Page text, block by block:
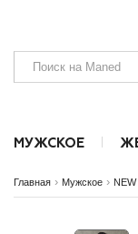
МУЖСКОЕ
SALE NEW
SALE NEW
Главная › Мужское › NEW